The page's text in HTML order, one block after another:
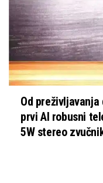
Od preživljavanja
prvi AI robusni
5W stereo